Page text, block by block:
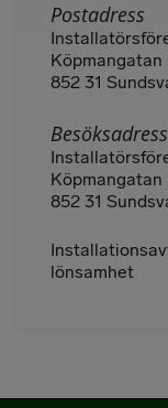
Postadress
Köpmangatan
852 31
Besöksadress
Köpmangatan
852 31
lönsamhet